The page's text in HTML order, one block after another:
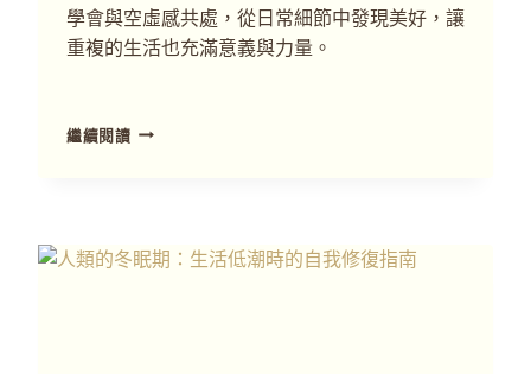
學會與空虛感共處，從日常細節中發現美好，讓
重複的生活也充滿意義與力量。
繼續閱讀